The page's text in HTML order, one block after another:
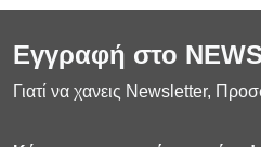
Εγγραφή στο
Γιατί να χανεις Newsletter,